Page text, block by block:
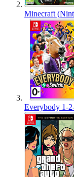
Minecraft
Everybody 1-